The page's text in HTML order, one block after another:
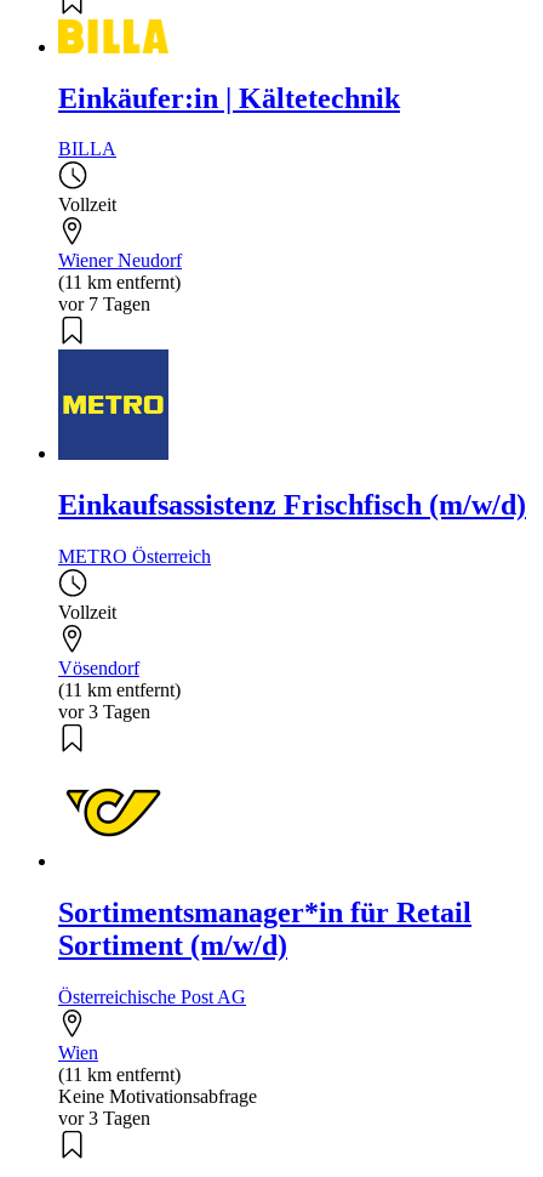
Einkäufer:in | Kältetechnik
BILLA
Vollzeit
Wiener Neudorf
(11 km entfernt)
vor 7 Tagen
Einkaufsassistenz Frischfisch (m/w/d)
METRO Österreich
Vollzeit
Vösendorf
(11 km entfernt)
vor 3 Tagen
Sortimentsmanager*in für Retail
Sortiment (m/w/d)
Österreichische Post AG
Wien
(11 km entfernt)
Keine Motivationsabfrage
vor 3 Tagen